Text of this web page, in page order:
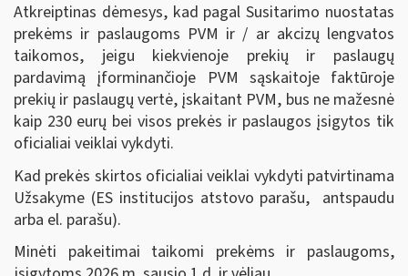
Atkreiptinas dėmesys, kad pagal Susitarimo nuostatas
prekėms ir paslaugoms PVM ir / ar akcizų lengvatos
taikomos, jeigu kiekvienoje prekių ir paslaugų
pardavimą įforminančioje PVM sąskaitoje faktūroje
prekių ir paslaugų vertė, įskaitant PVM, bus ne mažesnė
kaip 230 eurų bei visos prekės ir paslaugos įsigytos tik
oficialiai veiklai vykdyti.
Kad prekės skirtos oficialiai veiklai vykdyti patvirtinama
Užsakyme (ES institucijos atstovo parašu, antspaudu
arba el. parašu).
Minėti pakeitimai taikomi prekėms ir paslaugoms,